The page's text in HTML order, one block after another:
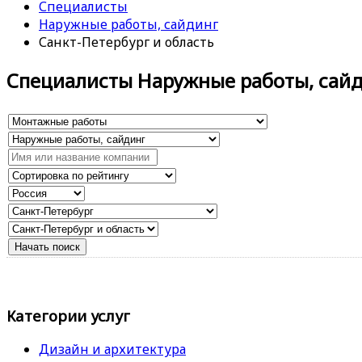
Специалисты
Наружные работы, сайдинг
Санкт-Петербург и область
Специалисты Наружные работы,
Категории услуг
Дизайн и архитектура